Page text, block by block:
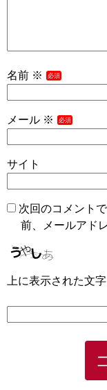
名前 ※
メール ※
サイト
次回のコメント
前、メールアド
上に表示された文